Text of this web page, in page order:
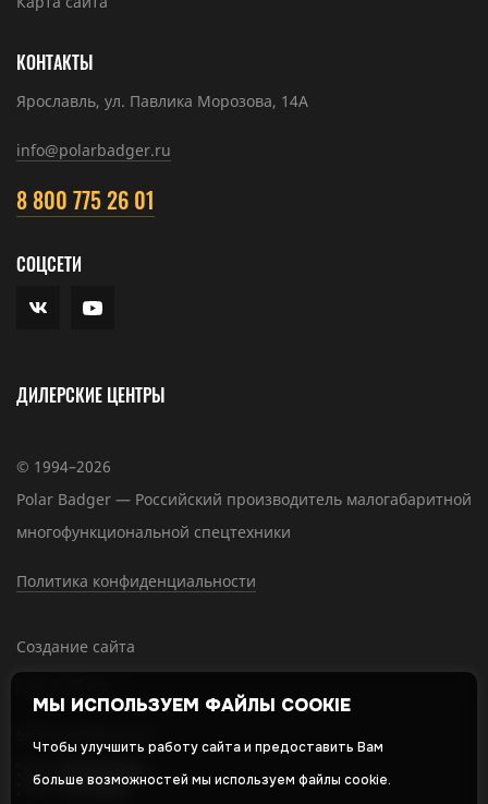
КОНТАКТЫ
Ярославль, ул. Павлика Морозова, 14А
info@polarbadger.ru
8 800 775 26 01
СОЦСЕТИ
ДИЛЕРСКИЕ ЦЕНТРЫ
© 1994–2026
Polar Badger — Российский производитель малогабаритной
многофункциональной спецтехники
Политика конфиденциальности
Создание сайта
МЫ ИСПОЛЬЗУЕМ ФАЙЛЫ COOKIE
Чтобы улучшить работу сайта и предоставить Вам
больше возможностей мы используем файлы cookie.